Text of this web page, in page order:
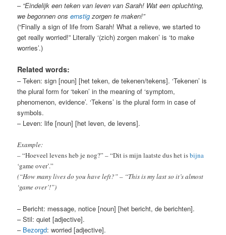
– “Eindelijk een teken van leven van Sarah! Wat een opluchting,
we begonnen onsernstigzorgen te maken!”
(“Finally a sign of life from Sarah! What a relieve, we started to
get really worried!” Literally ‘(zich) zorgen maken’ is ‘to make
worries’.)
Related words:
– Teken: sign [noun] [het teken, de tekenen/tekens]. ‘Tekenen’ is
the plural form for ‘teken’ in the meaning of ‘symptom,
phenomenon, evidence’. ‘Tekens’ is the plural form in case of
symbols.
– Leven: life [noun] [het leven, de levens].
Example:
– “Hoeveel levens heb je nog?” – “Dit is mijn laatste dus het isbijna
‘game over’.”
(“How many lives do you have left?” – “This is my last so it’s almost
‘game over’!”)
– Bericht: message, notice [noun] [het bericht, de berichten].
– Stil: quiet [adjective].
– Bezorgd: worried [adjective].